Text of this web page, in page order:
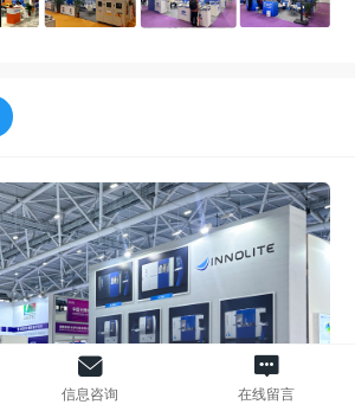
信息咨询 在线留言